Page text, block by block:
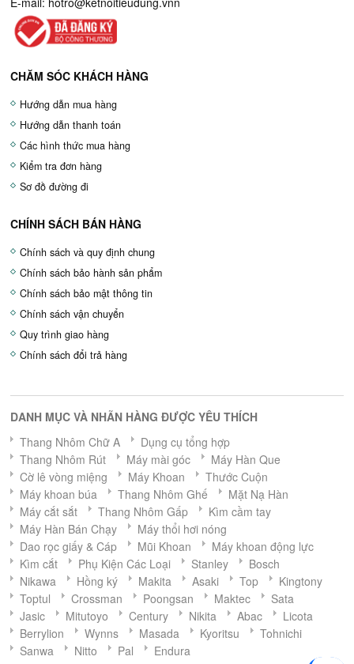
CHĂM SÓC KHÁCH HÀNG
Hướng dẫn mua hàng
Hướng dẫn thanh toán
Các hình thức mua hàng
Kiểm tra đơn hàng
Sơ đồ đường đi
CHÍNH SÁCH BÁN HÀNG
Chính sách và quy định chung
Chính sách bảo hành sản phẩm
Chính sách bảo mật thông tin
Chính sách vận chuyển
Quy trình giao hàng
Chính sách đổi trả hàng
DANH MỤC VÀ NHÃN HÀNG ĐƯỢC YÊU THÍCH
Thang Nhôm Chữ A
Dụng cụ tổng hợp
Thang Nhôm Rút
Máy mài góc
Máy Hàn Que
Cờ lê vòng miệng
Máy Khoan
Thước Cuộn
Máy khoan búa
Thang Nhôm Ghế
Mặt Nạ Hàn
Máy cắt sắt
Thang Nhôm Gấp
Kìm cầm tay
Máy Hàn Bán Chạy
Máy thổi hơi nóng
Dao rọc giấy & Cáp
Mũi Khoan
Máy khoan động lực
Kìm cắt
Phụ Kiện Các Loại Stanley
Bosch
Nikawa
Hồng ký Makita Asaki Top
Kingtony
Toptul
Crossman Poongsan Maktec
Sata
Jasic
Mitutoyo Century Nikita Abac
Licota
Berrylion
Wynns Masada Kyoritsu
Tohnichi
Sanwa
Nitto Pal Endura